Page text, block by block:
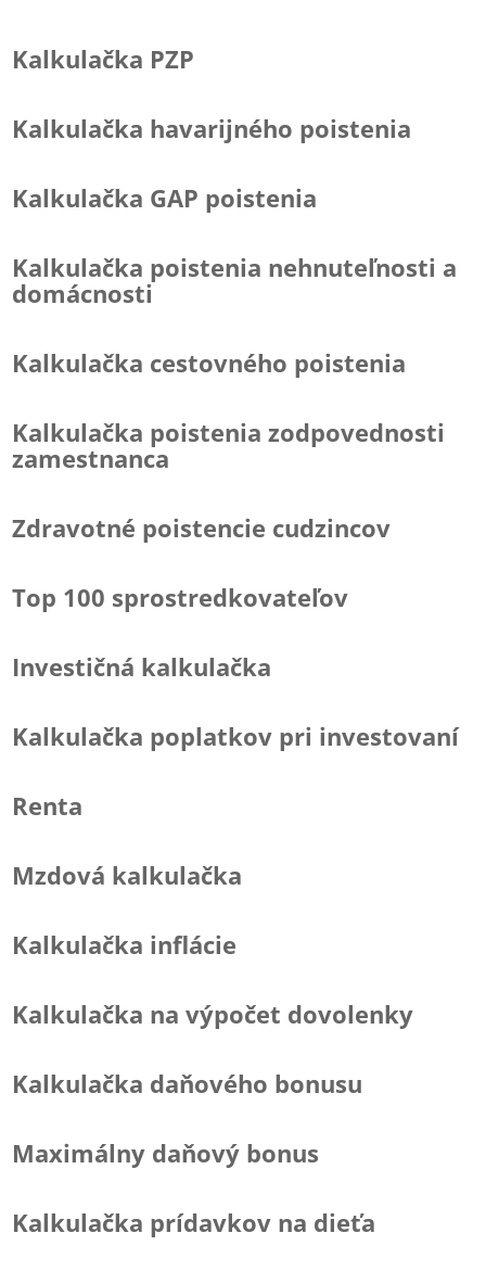
Kalkulačka PZP
Kalkulačka havarijného poistenia
Kalkulačka GAP poistenia
Kalkulačka poistenia nehnuteľnosti a
domácnosti
Kalkulačka cestovného poistenia
Kalkulačka poistenia zodpovednosti
zamestnanca
Zdravotné poistencie cudzincov
Top 100 sprostredkovateľov
Investičná kalkulačka
Kalkulačka poplatkov pri investovaní
Renta
Mzdová kalkulačka
Kalkulačka inflácie
Kalkulačka na výpočet dovolenky
Kalkulačka daňového bonusu
Maximálny daňový bonus
Kalkulačka prídavkov na dieťa